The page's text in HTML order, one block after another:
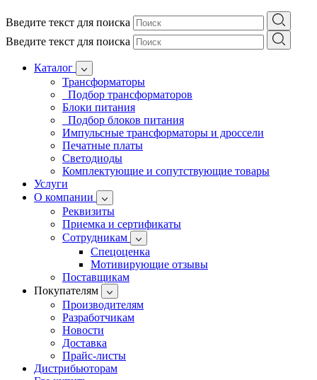
Введите текст для поиска
Введите текст для поиска
Каталог
Трансформаторы
Подбор трансформаторов
Блоки питания
Подбор блоков питания
Импульсные трансформаторы и дроссели
Печатные платы
Светодиоды
Комплектующие и сопутствующие товары
Услуги
О компании
Реквизиты
Приемка и сертификаты
Сотрудникам
Спецоценка
Мотивирующие отзывы
Поставщикам
Покупателям
Производителям
Разработчикам
Новости
Доставка
Прайс-листы
Дистрибьюторам